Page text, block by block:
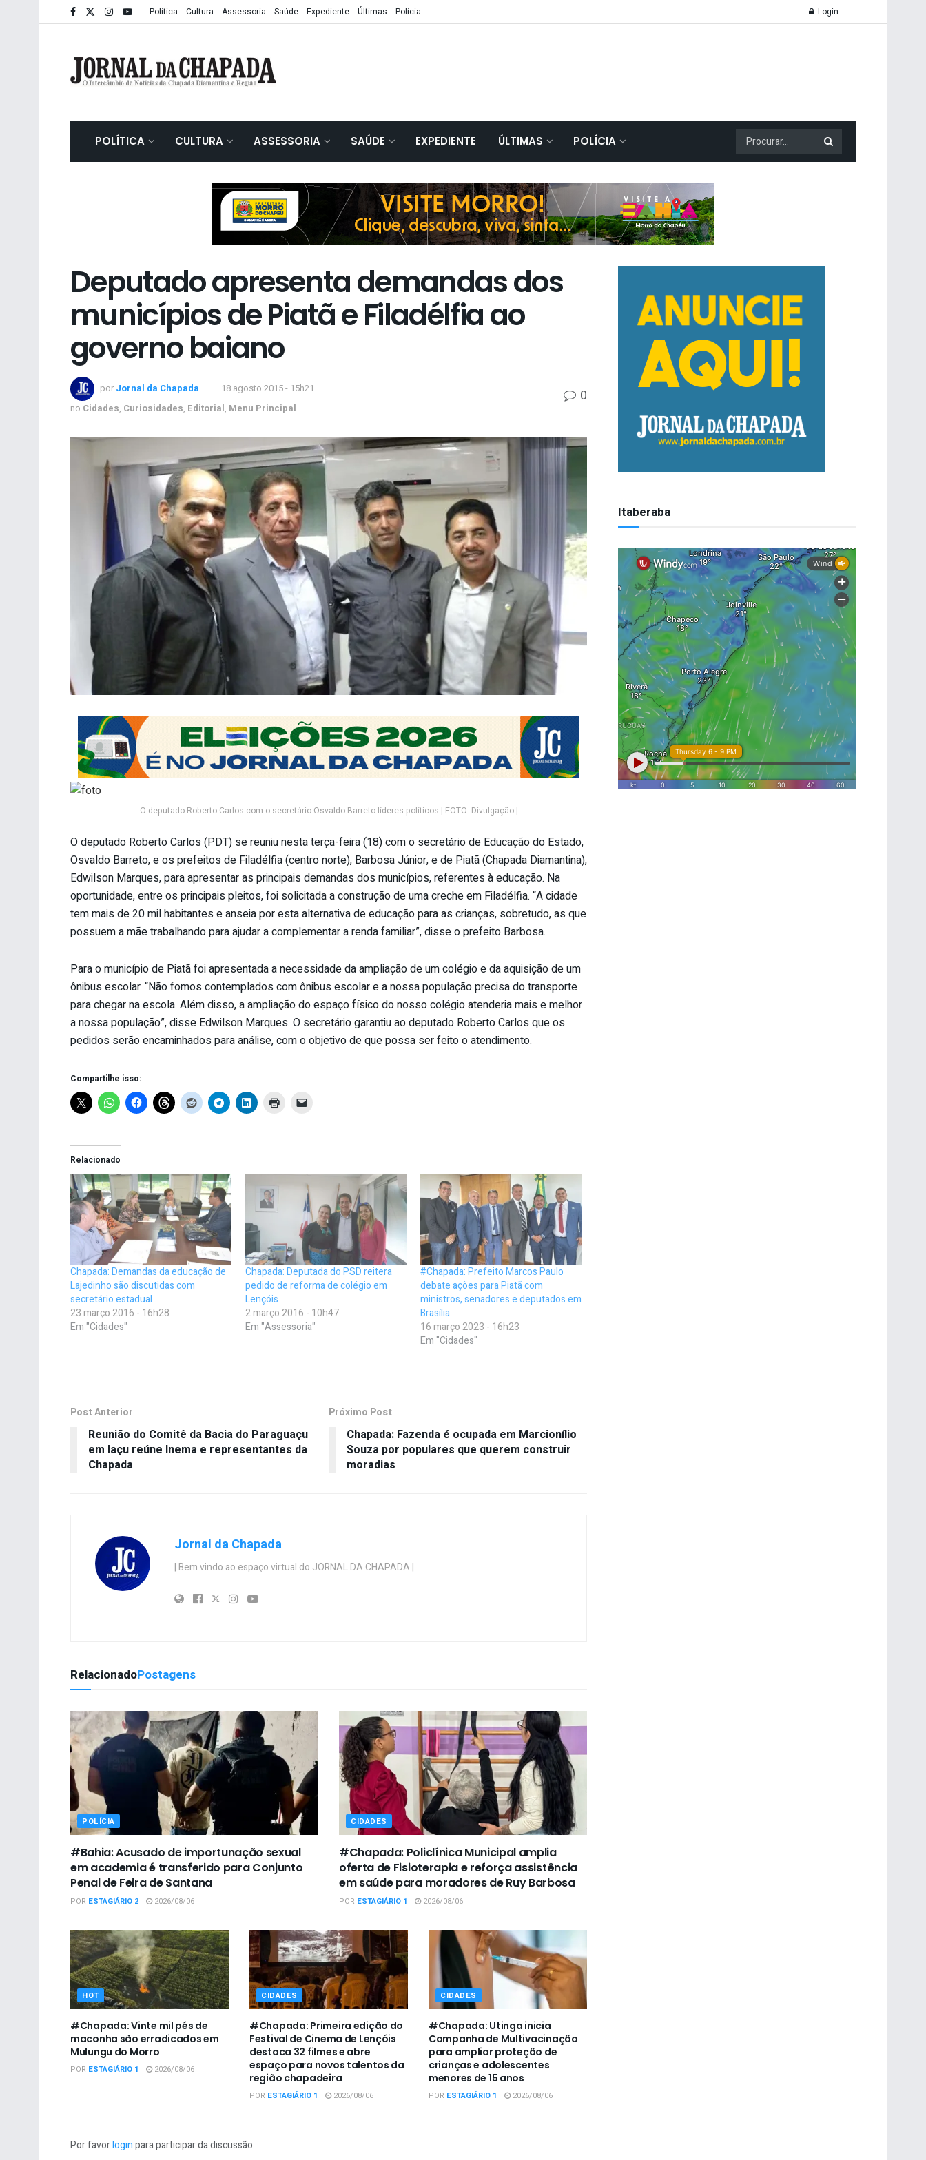
Política Cultura Assessoria Saúde Expediente Últimas Polícia Login
POLÍTICA CULTURA ASSESSORIA SAÚDE EXPEDIENTE ÚLTIMAS POLÍCIA
Deputado apresenta demandas dos
municípios de Piatã e Filadélfia ao
governo baiano
por Jornal da Chapada
18 agosto 2015 - 15h21
no Cidades, Curiosidades, Editorial, Menu Principal
0
O deputado Roberto Carlos com o secretário Osvaldo Barreto líderes políticos | FOTO: Divulgação |
O deputado Roberto Carlos (PDT) se reuniu nesta terça-feira (18) com o secretário de Educação do Estado,
Osvaldo Barreto, e os prefeitos de Filadélfia (centro norte), Barbosa Júnior, e de Piatã (Chapada Diamantina),
Edwilson Marques, para apresentar as principais demandas dos municípios, referentes à educação. Na
oportunidade, entre os principais pleitos, foi solicitada a construção de uma creche em Filadélfia. “A cidade
tem mais de 20 mil habitantes e anseia por esta alternativa de educação para as crianças, sobretudo, as que
possuem a mãe trabalhando para ajudar a complementar a renda familiar”, disse o prefeito Barbosa.
Para o município de Piatã foi apresentada a necessidade da ampliação de um colégio e da aquisição de um
ônibus escolar. “Não fomos contemplados com ônibus escolar e a nossa população precisa do transporte
para chegar na escola. Além disso, a ampliação do espaço físico do nosso colégio atenderia mais e melhor
a nossa população”, disse Edwilson Marques. O secretário garantiu ao deputado Roberto Carlos que os
pedidos serão encaminhados para análise, com o objetivo de que possa ser feito o atendimento.
Compartilhe isso:
Relacionado
Chapada: Demandas da educação de
Lajedinho são discutidas com
secretário estadual
23 março 2016 - 16h28
Em "Cidades"
Chapada: Deputada do PSD reitera
pedido de reforma de colégio em
Lençóis
2 março 2016 - 10h47
Em "Assessoria"
#Chapada: Prefeito Marcos Paulo
debate ações para Piatã com
ministros, senadores e deputados em
Brasília
16 março 2023 - 16h23
Em "Cidades"
Post Anterior
Reunião do Comitê da Bacia do Paraguaçu
em Iaçu reúne Inema e representantes da
Chapada
Próximo Post
Chapada: Fazenda é ocupada em Marcionílio
Souza por populares que querem construir
moradias
Jornal da Chapada
| Bem vindo ao espaço virtual do JORNAL DA CHAPADA |
RelacionadoPostagens
POLÍCIA
#Bahia: Acusado de importunação sexual
em academia é transferido para Conjunto
Penal de Feira de Santana
POR ESTAGIÁRIO 2 2026/08/06
CIDADES
#Chapada: Policlínica Municipal amplia
oferta de Fisioterapia e reforça assistência
em saúde para moradores de Ruy Barbosa
POR ESTAGIÁRIO 1 2026/08/06
HOT
#Chapada: Vinte mil pés de
maconha são erradicados em
Mulungu do Morro
POR ESTAGIÁRIO 1 2026/08/06
CIDADES
#Chapada: Primeira edição do
Festival de Cinema de Lençóis
destaca 32 filmes e abre
espaço para novos talentos da
região chapadeira
POR ESTAGIÁRIO 1 2026/08/06
CIDADES
#Chapada: Utinga inicia
Campanha de Multivacinação
para ampliar proteção de
crianças e adolescentes
menores de 15 anos
POR ESTAGIÁRIO 1 2026/08/06
Por favorloginpara participar da discussão
Itaberaba